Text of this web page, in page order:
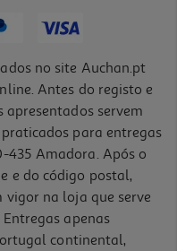
no site Auchan.pt
Antes do registo e
servem
para entregas
435 Amadora. Após o
e do código postal,
vigor na loja que serve
apenas
continental,